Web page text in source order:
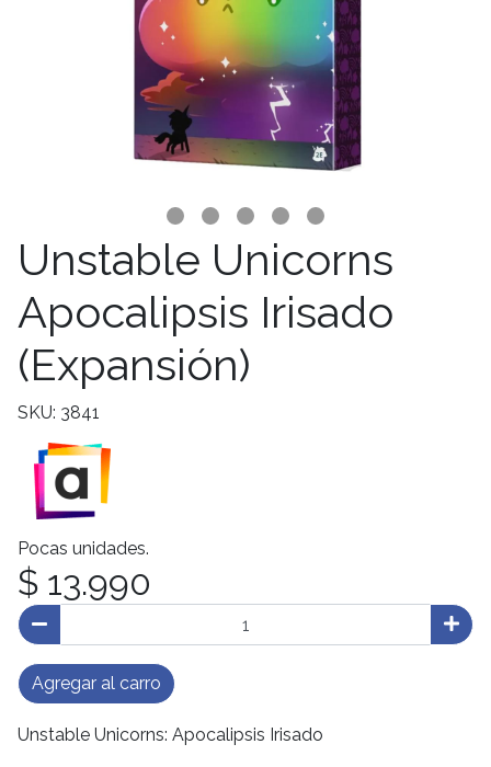
Unstable Unicorns
Apocalipsis Irisado
(Expansión)
SKU: 3841
Pocas unidades.
$ 13.990
Agregar al carro
Unstable Unicorns: Apocalipsis Irisado